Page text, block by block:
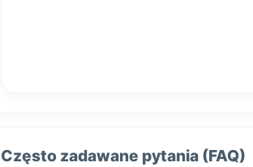
Często zadawane pytania (FAQ)